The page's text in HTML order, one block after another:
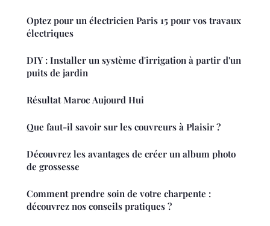
Optez pour un électricien Paris 15 pour vos travaux
électriques
DIY : Installer un système d'irrigation à partir d'un
puits de jardin
Résultat Maroc Aujourd Hui
Que faut-il savoir sur les couvreurs à Plaisir ?
Découvrez les avantages de créer un album photo
de grossesse
Comment prendre soin de votre charpente :
découvrez nos conseils pratiques ?